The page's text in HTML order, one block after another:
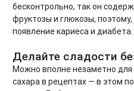
бесконтрольно, так он
фруктозы и глюкозы,
появление кариеса и диабета.
Делайте сладости
Можно вполне незаметно
сахара в рецептах — в этом